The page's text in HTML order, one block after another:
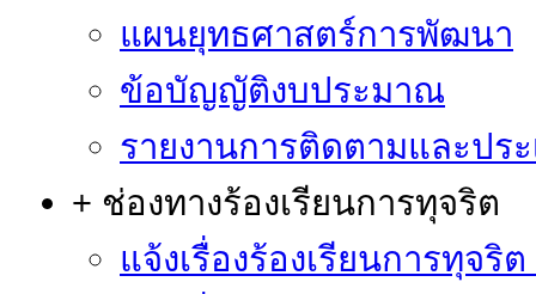
แผนยุทธศาสตร์การพัฒนา
ข้อบัญญัติงบประมาณ
รายงานการติดตามและปร
+ ช่องทางร้องเรียนการทุจริต
แจ้งเรื่องร้องเรียนการทุจริ